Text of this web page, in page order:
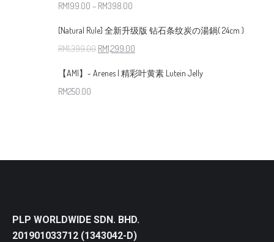
RM199.00 – RM398.00
[Natural Rule] 全新升级版 钻石条纹炭の湯鍋( 24cm )
RM1,399.00 RM1,299.00
【AMI】- Arenes | 精彩叶黄素 Lutein Jelly
RM250.00
PLP WORLDWIDE SDN. BHD.
201901033712 (1343042-D)